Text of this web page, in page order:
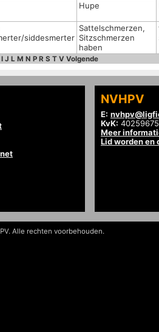
Hupe
siddesmerter
Sattelschmerzen,
Sitzschmerzen
haben
I J L M N P R S T V Volgende
NVHPV
E:
KvK: 40259675
Meer
Lid worden en
Alle rechten voorbehouden.